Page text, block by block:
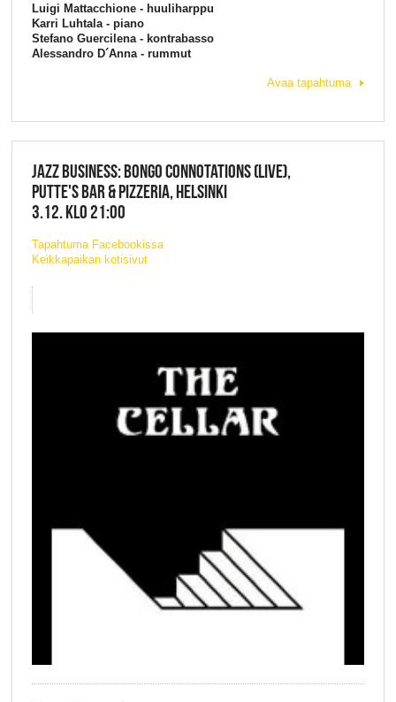
Luigi Mattacchione - huuliharppu
Karri Luhtala - piano
Stefano Guercilena - kontrabasso
Alessandro D´Anna - rummut
Avaa tapahtuma
JAZZ BUSINESS: BONGO CONNOTATIONS (LIVE),
PUTTE'S BAR & PIZZERIA, HELSINKI
3.12. KLO 21:00
Tapahtuma Facebookissa
Keikkapaikan kotisivut